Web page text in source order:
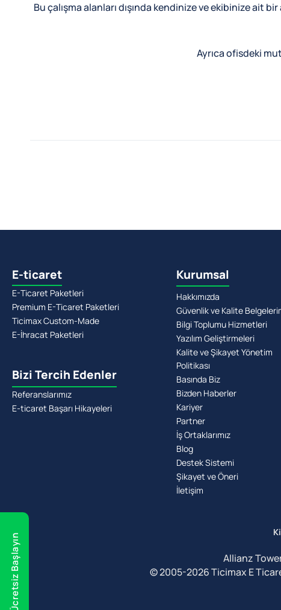
Bu çalışma alanları dışında kendinize ve ekibinize ait
Ayrıca ofisdeki
Ücretsiz Başlayın
E-ticaret
E-Ticaret Paketleri
Premium E-Ticaret Paketleri
Ticimax Custom-Made
E-İhracat Paketleri
Bizi Tercih Edenler
Referanslarımız
E-ticaret Başarı Hikayeleri
Kurumsal
Hakkımızda
Güvenlik ve Kalite
Bilgi Toplumu Hizmetleri
Yazılım Geliştirmeleri
Kalite ve Şikayet Yönetim
Politikası
Basında Biz
Bizden Haberler
Kariyer
Partner
İş Ortaklarımız
Blog
Destek Sistemi
Şikayet ve Öneri
İletişim
Allianz
© 2005-2026 Ticimax E